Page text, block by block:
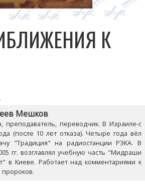
К
Мешков
преподаватель, переводчик. В Израиле-с
(после 10 лет отказа). Четыре года вёл
"Традиция" на радиостанции РЭКА. В
гг. возглавлял учебную часть "Мидраши
в Киеве. Работает над комментариями к
пророков.